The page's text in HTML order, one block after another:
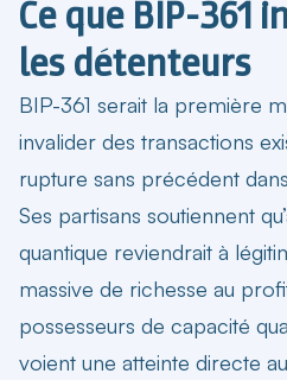
Ce que BIP-361
les détenteurs
BIP-361 serait la première
invalider des transactions
rupture sans précédent
Ses partisans soutiennent
quantique reviendrait à
massive de richesse au
possesseurs de capacité
voient une atteinte directe